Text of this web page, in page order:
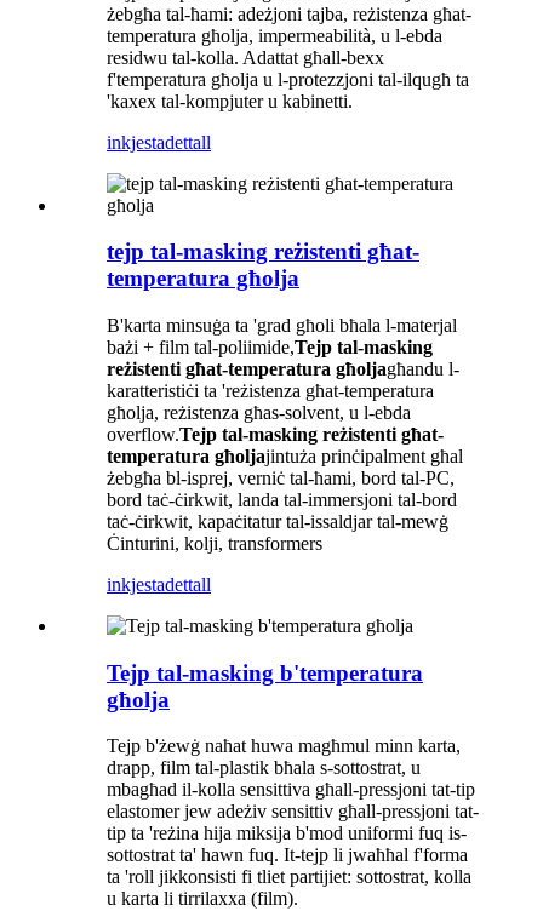
żebgħa tal-ħami: adeżjoni tajba, reżistenza għat-
temperatura għolja, impermeabilità, u l-ebda
residwu tal-kolla. Adattat għall-bexx
f'temperatura għolja u l-protezzjoni tal-ilqugħ ta
'kaxex tal-kompjuter u kabinetti.
inkjestadettall
tejp tal-masking reżistenti għat-
temperatura għolja
B'karta minsuġa ta 'grad għoli bħala l-materjal
bażi + film tal-poliimide,Tejp tal-masking
reżistenti għat-temperatura għoljagħandu l-
karatteristiċi ta 'reżistenza għat-temperatura
għolja, reżistenza għas-solvent, u l-ebda
overflow.Tejp tal-masking reżistenti għat-
temperatura għoljajintuża prinċipalment għal
żebgħa bl-isprej, verniċ tal-ħami, bord tal-PC,
bord taċ-ċirkwit, landa tal-immersjoni tal-bord
taċ-ċirkwit, kapaċitatur tal-issaldjar tal-mewġ
Ċinturini, kolji, transformers
inkjestadettall
Tejp tal-masking b'temperatura
għolja
Tejp b'żewġ naħat huwa magħmul minn karta,
drapp, film tal-plastik bħala s-sottostrat, u
mbagħad il-kolla sensittiva għall-pressjoni tat-tip
elastomer jew adeżiv sensittiv għall-pressjoni tat-
tip ta 'reżina hija miksija b'mod uniformi fuq is-
sottostrat ta' hawn fuq. It-tejp li jwaħħal f'forma
ta 'roll jikkonsisti fi tliet partijiet: sottostrat, kolla
u karta li tirrilaxxa (film).